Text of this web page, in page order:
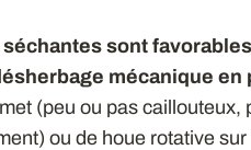
sont
mécanique en
(peu ou pas caillouteux,
ou de houe rotative